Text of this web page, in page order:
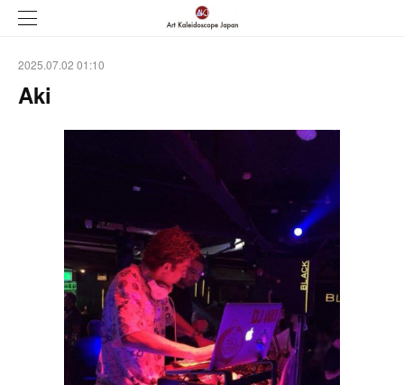
2025.07.02 01:10
Aki